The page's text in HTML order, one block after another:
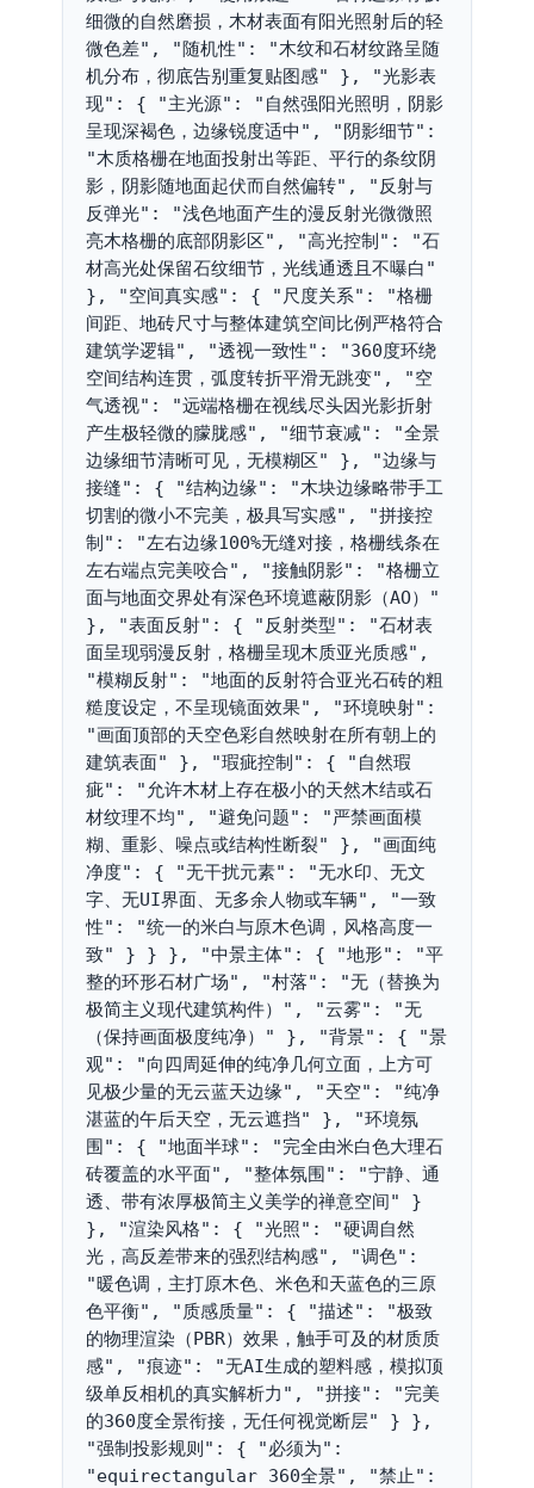
细微的自然磨损，木材表面有阳光照射后的轻
微色差", "随机性": "木纹和石材纹路呈随
机分布，彻底告别重复贴图感" }, "光影表
现": { "主光源": "自然强阳光照明，阴影
呈现深褐色，边缘锐度适中", "阴影细节":
"木质格栅在地面投射出等距、平行的条纹阴
影，阴影随地面起伏而自然偏转", "反射与
反弹光": "浅色地面产生的漫反射光微微照
亮木格栅的底部阴影区", "高光控制": "石
材高光处保留石纹细节，光线通透且不曝白"
}, "空间真实感": { "尺度关系": "格栅
间距、地砖尺寸与整体建筑空间比例严格符合
建筑学逻辑", "透视一致性": "360度环绕
空间结构连贯，弧度转折平滑无跳变", "空
气透视": "远端格栅在视线尽头因光影折射
产生极轻微的朦胧感", "细节衰减": "全景
边缘细节清晰可见，无模糊区" }, "边缘与
接缝": { "结构边缘": "木块边缘略带手工
切割的微小不完美，极具写实感", "拼接控
制": "左右边缘100%无缝对接，格栅线条在
左右端点完美咬合", "接触阴影": "格栅立
面与地面交界处有深色环境遮蔽阴影（AO）"
}, "表面反射": { "反射类型": "石材表
面呈现弱漫反射，格栅呈现木质亚光质感",
"模糊反射": "地面的反射符合亚光石砖的粗
糙度设定，不呈现镜面效果", "环境映射":
"画面顶部的天空色彩自然映射在所有朝上的
建筑表面" }, "瑕疵控制": { "自然瑕
疵": "允许木材上存在极小的天然木结或石
材纹理不均", "避免问题": "严禁画面模
糊、重影、噪点或结构性断裂" }, "画面纯
净度": { "无干扰元素": "无水印、无文
字、无UI界面、无多余人物或车辆", "一致
性": "统一的米白与原木色调，风格高度一
致" } } }, "中景主体": { "地形": "平
整的环形石材广场", "村落": "无（替换为
极简主义现代建筑构件）", "云雾": "无
（保持画面极度纯净）" }, "背景": { "景
观": "向四周延伸的纯净几何立面，上方可
见极少量的无云蓝天边缘", "天空": "纯净
湛蓝的午后天空，无云遮挡" }, "环境氛
围": { "地面半球": "完全由米白色大理石
砖覆盖的水平面", "整体氛围": "宁静、通
透、带有浓厚极简主义美学的禅意空间" }
}, "渲染风格": { "光照": "硬调自然
光，高反差带来的强烈结构感", "调色":
"暖色调，主打原木色、米色和天蓝色的三原
色平衡", "质感质量": { "描述": "极致
的物理渲染（PBR）效果，触手可及的材质质
感", "痕迹": "无AI生成的塑料感，模拟顶
级单反相机的真实解析力", "拼接": "完美
的360度全景衔接，无任何视觉断层" } },
"强制投影规则": { "必须为":
"equirectangular 360全景", "禁止":